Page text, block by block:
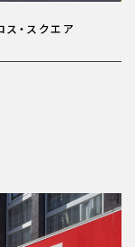
・スクエア